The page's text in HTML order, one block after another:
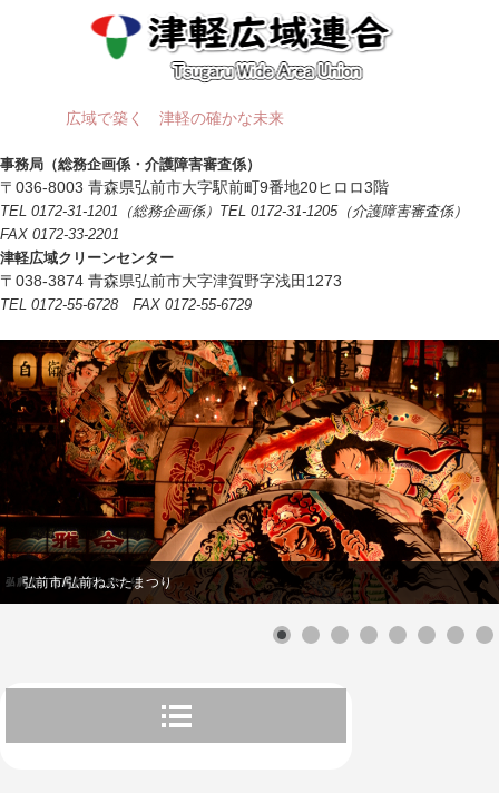
広域で築く 津軽の確かな未来
事務局（総務企画係・介護障害審査係）
〒036-8003 青森県弘前市大字駅前町9番地20ヒロロ3階
TEL 0172-31-1201（総務企画係）TEL 0172-31-1205（介護障害審査係）
FAX 0172-33-2201
津軽広域クリーンセンター
〒038-3874 青森県弘前市大字津賀野字浅田1273
TEL 0172-55-6728 FAX 0172-55-6729
弘前市/弘前ねぷたまつり